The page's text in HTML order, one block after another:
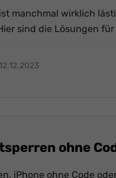
manchmal wirklich
sind die Lösungen für
ohne
iPhone ohne Code